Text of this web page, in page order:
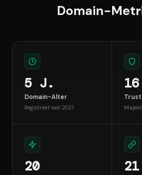
Domain-
5 J.
Domain-Alter
Registriert seit 2021
16
Trust
20 21